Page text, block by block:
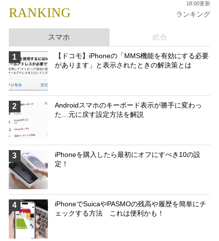
RANKING ランキング
18:00更新
スマホ 総合
1
【ドコモ】iPhoneの「MMS機能を有効にする必要
があります」と表示されたときの解決策とは
2
Androidスマホのキーボード表示が勝手に変わっ
た…元に戻す設定方法を解説
3
iPhoneを購入したら最初にオフにすべき10の設
定！
4
iPhoneでSuicaやPASMOの残高や履歴を簡単にチ
ェックする方法 これは便利かも！